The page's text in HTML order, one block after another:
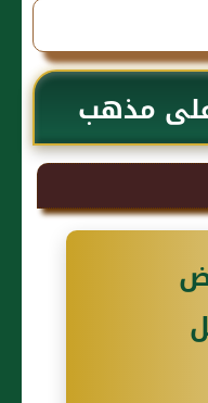
على مذهب
العربي